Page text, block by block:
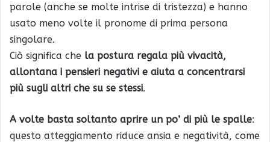
parole (anche se molte intrise di tristezza) e hanno
usato meno volte il pronome di prima persona
singolare.
Ciò significa che la postura regala più vivacità,
allontana i pensieri negativi e aiuta a concentrarsi
più sugli altri che su se stessi.
A volte basta soltanto aprire un po’ di più le spalle:
questo atteggiamento riduce ansia e negatività, come